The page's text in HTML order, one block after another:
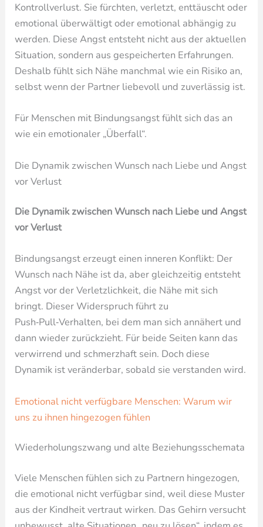
Kontrollverlust. Sie fürchten, verletzt, enttäuscht oder
emotional überwältigt oder emotional abhängig zu
werden. Diese Angst entsteht nicht aus der aktuellen
Situation, sondern aus gespeicherten Erfahrungen.
Deshalb fühlt sich Nähe manchmal wie ein Risiko an,
selbst wenn der Partner liebevoll und zuverlässig ist.
Für Menschen mit Bindungsangst fühlt sich das an
wie ein emotionaler „Überfall“.
Die Dynamik zwischen Wunsch nach Liebe und Angst
vor Verlust
Die Dynamik zwischen Wunsch nach Liebe und Angst
vor Verlust
Bindungsangst erzeugt einen inneren Konflikt: Der
Wunsch nach Nähe ist da, aber gleichzeitig entsteht
Angst vor der Verletzlichkeit, die Nähe mit sich
bringt. Dieser Widerspruch führt zu
Push‑Pull‑Verhalten, bei dem man sich annähert und
dann wieder zurückzieht. Für beide Seiten kann das
verwirrend und schmerzhaft sein. Doch diese
Dynamik ist veränderbar, sobald sie verstanden wird.
Emotional nicht verfügbare Menschen: Warum wir
uns zu ihnen hingezogen fühlen
Wiederholungszwang und alte Beziehungsschemata
Viele Menschen fühlen sich zu Partnern hingezogen,
die emotional nicht verfügbar sind, weil diese Muster
aus der Kindheit vertraut wirken. Das Gehirn versucht